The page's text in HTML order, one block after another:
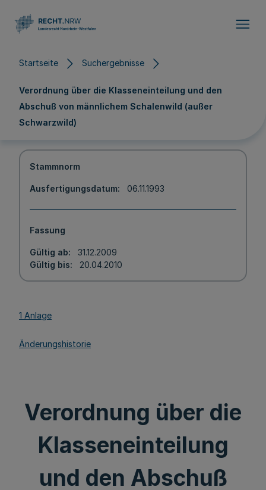
Startseite Suchergebnisse
Verordnung über die Klasseneinteilung und den
Abschuß von männlichem Schalenwild (außer
Schwarzwild)
Stammnorm
Ausfertigungsdatum 06.11.1993
Fassung
Gültig ab
31.12.2009
Gültig bis
20.04.2010
1 Anlage
Änderungshistorie
Verordnung über die
Klasseneinteilung
und den Abschuß